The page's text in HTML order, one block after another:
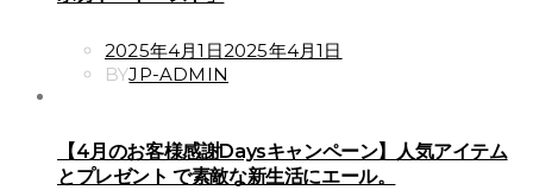
POSTED
ON
2025年4月1日2025年4月1日
BYJP-ADMIN
【4月のお客様感謝Daysキャンペーン】人気アイテム
とプレゼント で素敵な新生活にエール。